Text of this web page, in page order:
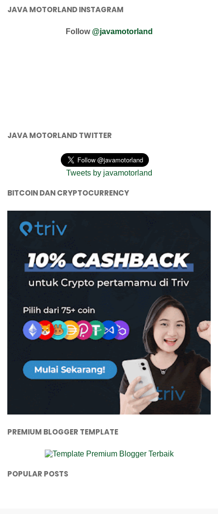
JAVA MOTORLAND INSTAGRAM
Follow @javamotorland
JAVA MOTORLAND TWITTER
Tweets by javamotorland
BITCOIN DAN CRYPTOCURRENCY
PREMIUM BLOGGER TEMPLATE
POPULAR POSTS